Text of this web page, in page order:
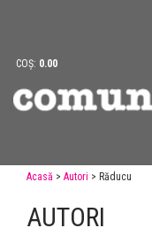
COȘ: 0.00
Acasă > Autori > Răducu
AUTORI